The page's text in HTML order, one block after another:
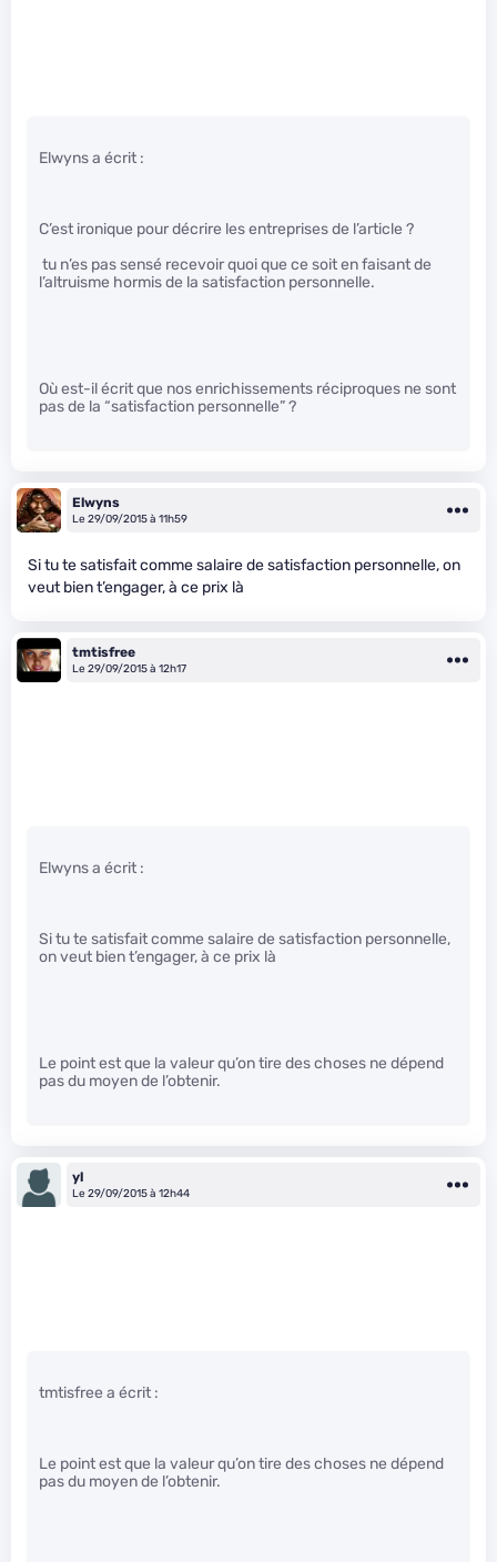
Elwyns a écrit :
C’est ironique pour décrire les entreprises de l’article ?
tu n’es pas sensé recevoir quoi que ce soit en faisant de
l’altruisme hormis de la satisfaction personnelle.
Où est-il écrit que nos enrichissements réciproques ne sont
pas de la “satisfaction personnelle” ?
Elwyns
Le 29/09/2015 à 11h59
Si tu te satisfait comme salaire de satisfaction personnelle, on
veut bien t’engager, à ce prix là
tmtisfree
Le 29/09/2015 à 12h17
Elwyns a écrit :
Si tu te satisfait comme salaire de satisfaction personnelle,
on veut bien t’engager, à ce prix là
Le point est que la valeur qu’on tire des choses ne dépend
pas du moyen de l’obtenir.
yl
Le 29/09/2015 à 12h44
tmtisfree a écrit :
Le point est que la valeur qu’on tire des choses ne dépend
pas du moyen de l’obtenir.